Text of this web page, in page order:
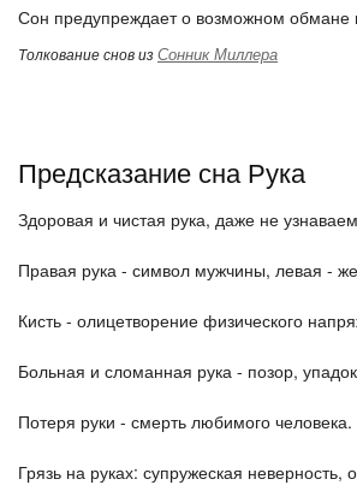
Сон предупреждает о возможном обмане
Толкование снов изСонник Миллера
Предсказание сна Рука
Здоровая и чистая рука, даже не
Правая рука - символ мужчины, левая -
Кисть - олицетворение физического
Больная и сломанная рука - позор,
Потеря руки - смерть любимого человека.
Грязь на руках: супружеская